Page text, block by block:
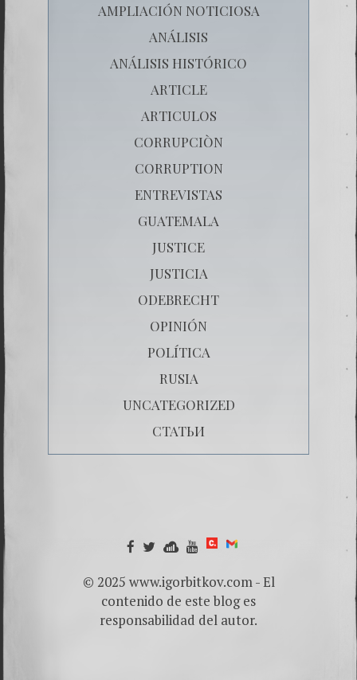
AMPLIACIÓN NOTICIOSA
ANÁLISIS
ANÁLISIS HISTÓRICO
ARTICLE
ARTICULOS
CORRUPCIÒN
CORRUPTION
ENTREVISTAS
GUATEMALA
JUSTICE
JUSTICIA
ODEBRECHT
OPINIÓN
POLÍTICA
RUSIA
UNCATEGORIZED
СТАТЬИ
© 2025 www.igorbitkov.com - El
contenido de este blog es
responsabilidad del autor.